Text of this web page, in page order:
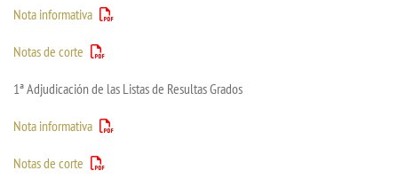
Nota informativa
Notas de corte
1ª Adjudicación de las Listas de Resultas Grados
Nota informativa
Notas de corte